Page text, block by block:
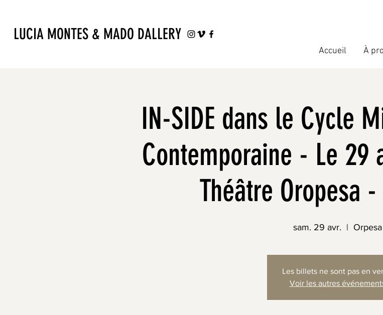
LUCIA MONTES & MADO DALLERY
Accueil À
IN-SIDE dans le Cycle
Contemporaine - Le 29
Théâtre Oropesa
sam. 29 avr.
  |
Orpesa
Les billets ne sont pas en
Voir les autres